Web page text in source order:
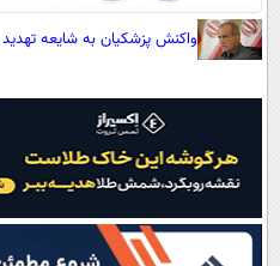
صفحه
آرشیو
آب و
اوقات
واکنش پزشکیان به شایعه